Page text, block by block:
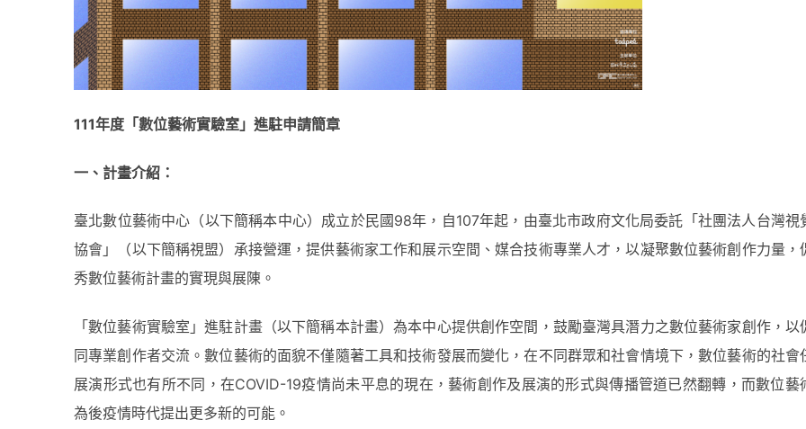
111年度 「數位藝術實驗室」進駐申請簡章
一、 計畫介紹：
臺北數位藝術中心（以下簡稱本中心）成立於民國98年，自107年起，由臺北市政府文化局委託「社團法人台灣視
協會」（以下簡稱視盟）承接營運，提供藝術家工作和展示空間、媒合技術專業人才，以凝聚數位藝術創作力量，
秀數位藝術計畫的實現與展陳。
「數位藝術實驗室」進駐計畫（以下簡稱本計畫）為本中心提供創作空間，鼓勵臺灣具潛力之數位藝術家創作，以
同專業創作者交流。數位藝術的面貌不僅隨著工具和技術發展而變化，在不同群眾和社會情境下，數位藝術的社會
展演形式也有所不同，在COVID-19疫情尚未平息的現在，藝術創作及展演的形式與傳播管道已然翻轉，而數位藝
為後疫情時代提出更多新的可能。